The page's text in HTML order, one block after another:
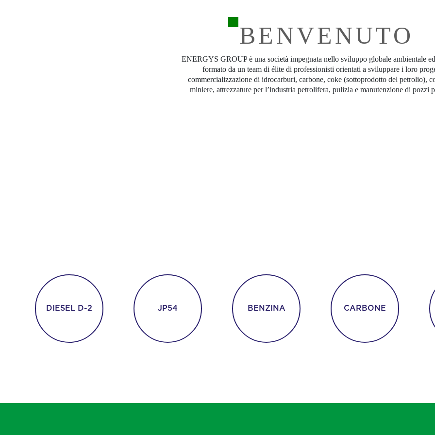
BENVENUTO
ENERGYS GROUP è una società impegnata nello sviluppo globale ambientale
formato da un team di élite di professionisti orientati a sviluppare i loro
commercializzazione di idrocarburi, carbone, coke (sottoprodotto del petrolio),
miniere, attrezzature per l’industria petrolifera, pulizia e manutenzione di pozzi
DIESEL D-2 JP54 BENZINA CARBONE